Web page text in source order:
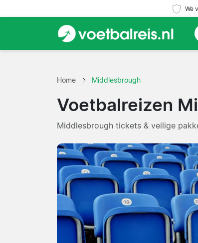
We
Home Middlesbrough
Voetbalreizen
Middlesbrough tickets & veilige